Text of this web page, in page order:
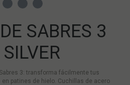
SABRES 3
3: transforma fácilmente tus
patines de hielo. Cuchillas de acero